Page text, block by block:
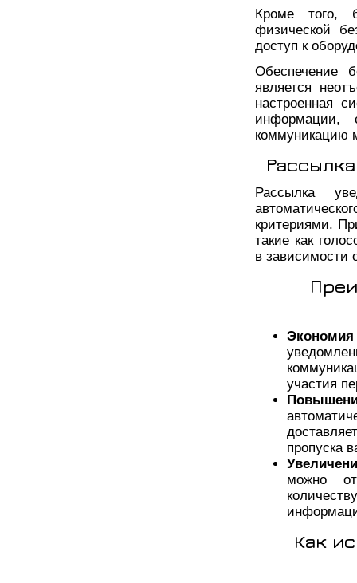
Кроме того,
физической
доступ к
Обеспечение
является
настроенная
информации,
коммуникацию
Рассылка
критериями.
такие как
в зависимости
участия
пропуска
можно
Как